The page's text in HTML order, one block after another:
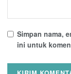
Simpan nama,
ini untuk